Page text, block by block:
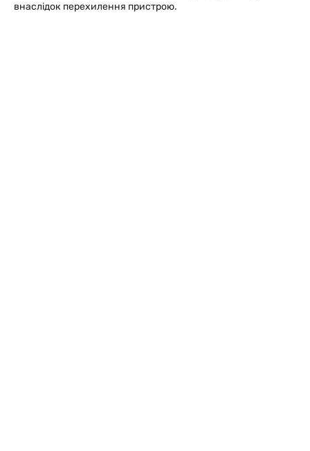
внаслідок перехилення пристрою.